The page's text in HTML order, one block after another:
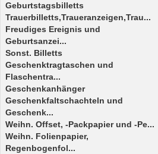
Geburtstagsbilletts
Trauerbilletts,Traueranzeigen,Trau...
Freudiges Ereignis und
Geburtsanzei...
Sonst. Billetts
Geschenktragtaschen und
Flaschentra...
Geschenkanhänger
Geschenkfaltschachteln und
Geschenk...
Weihn. Offset, -Packpapier und -Pe...
Weihn. Folienpapier,
Regenbogenfol...